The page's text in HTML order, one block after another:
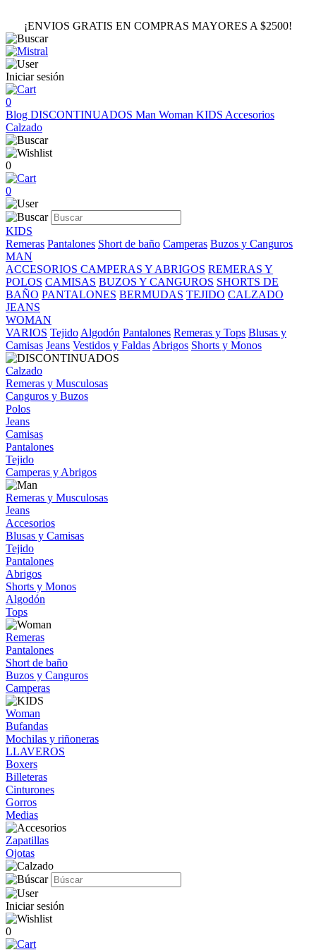
¡ENVIOS GRATIS EN COMPRAS MAYORES A $2500!
Iniciar sesión
0
Blog DISCONTINUADOS Man Woman KIDS Accesorios
Calzado
0
0
KIDS
Remeras Pantalones Short de baño Camperas Buzos y Canguros
MAN
ACCESORIOS CAMPERAS Y ABRIGOS REMERAS Y
POLOS CAMISAS BUZOS Y CANGUROS SHORTS DE
BAÑO PANTALONES BERMUDAS TEJIDO CALZADO
JEANS
WOMAN
VARIOS Tejido Algodón Pantalones Remeras y Tops Blusas y
Camisas Jeans Vestidos y Faldas Abrigos Shorts y Monos
Calzado
Remeras y Musculosas
Canguros y Buzos
Polos
Jeans
Camisas
Pantalones
Tejido
Camperas y Abrigos
Remeras y Musculosas
Jeans
Accesorios
Blusas y Camisas
Tejido
Pantalones
Abrigos
Shorts y Monos
Algodón
Tops
Remeras
Pantalones
Short de baño
Buzos y Canguros
Camperas
Woman
Bufandas
Mochilas y riñoneras
LLAVEROS
Boxers
Billeteras
Cinturones
Gorros
Medias
Zapatillas
Ojotas
Iniciar sesión
0